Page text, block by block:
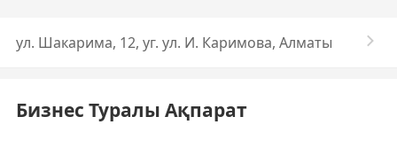
ул. Шакарима, 12, уг. ул. И. Каримова, Алматы
Бизнес Туралы Ақпарат